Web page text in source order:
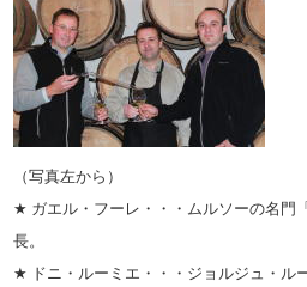
（写真左から）
★ ガエル・フーレ・・・ムルソーの名門
長。
★ ドニ・ルーミエ・・・ジョルジュ・ル